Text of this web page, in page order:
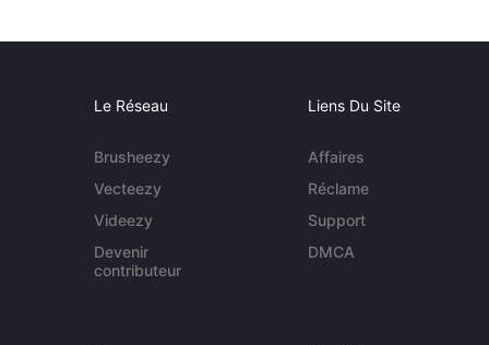
Le Réseau
Brusheezy
Vecteezy
Videezy
Devenir
contributeur
Liens Du Site
Affaires
Réclame
Support
DMCA